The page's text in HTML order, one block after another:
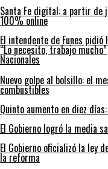
Santa Fe digital: a partir
100% online
El intendente de Funes
“Lo necesito, trabajo mucho”
Nacionales
Nuevo golpe al bolsillo: el
combustibles
Quinto aumento en diez
El Gobierno logró la media
El Gobierno oficializó la ley
la reforma